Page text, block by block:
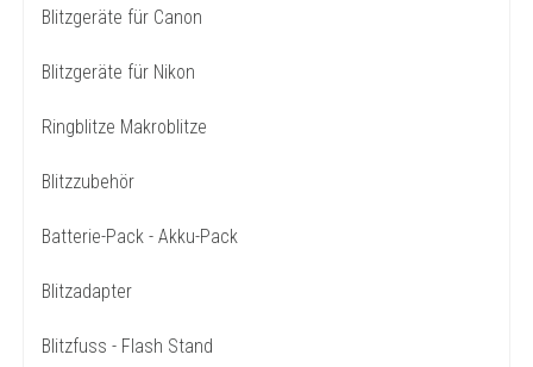
Blitzgeräte für Canon
Blitzgeräte für Nikon
Ringblitze Makroblitze
Blitzzubehör
Batterie-Pack - Akku-Pack
Blitzadapter
Blitzfuss - Flash Stand